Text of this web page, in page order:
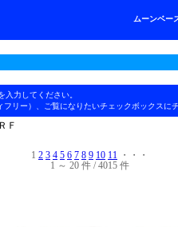
ムーンベー
力してください。
リー）、ご覧になりたいチェックボックスに
Ｆ
1 2 3 4 5 6 7 8 9 10 11 ・・・
1 ～ 20 件 / 4015 件